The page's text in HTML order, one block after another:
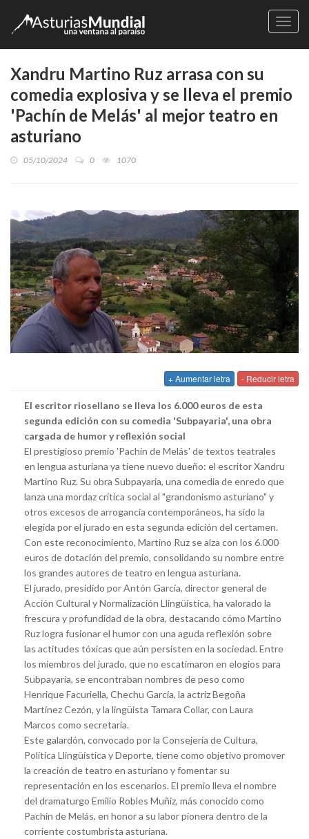
Xandru Martino Ruz arrasa con su
comedia explosiva y se lleva el premio
'Pachín de Melás' al mejor teatro en
asturiano
05/10/2024 0 1070
+ Aumentar letra - Reducir letra
El escritor riosellano se lleva los 6.000 euros de esta
segunda edición con su comedia 'Subpayaria', una obra
cargada de humor y reflexión social
El prestigioso premio 'Pachín de Melás' de textos teatrales
en lengua asturiana ya tiene nuevo dueño: el escritor Xandru
Martino Ruz. Su obra Subpayaria, una comedia de enredo que
lanza una mordaz crítica social al "grandonismo asturiano" y
otros excesos de arrogancia contemporáneos, ha sido la
elegida por el jurado en esta segunda edición del certamen.
Con este reconocimiento, Martino Ruz se alza con los 6.000
euros de dotación del premio, consolidando su nombre entre
los grandes autores de teatro en lengua asturiana.
El jurado, presidido por Antón García, director general de
Acción Cultural y Normalización Llingüística, ha valorado la
frescura y profundidad de la obra, destacando cómo Martino
Ruz logra fusionar el humor con una aguda reflexión sobre
las actitudes tóxicas que aún persisten en la sociedad. Entre
los miembros del jurado, que no escatimaron en elogios para
Subpayaria, se encontraban nombres de peso como
Henrique Facuriella, Chechu García, la actriz Begoña
Martínez Cezón, y la lingüista Tamara Collar, con Laura
Marcos como secretaria.
Este galardón, convocado por la Consejería de Cultura,
Política Llingüística y Deporte, tiene como objetivo promover
la creación de teatro en asturiano y fomentar su
representación en los escenarios. El premio lleva el nombre
del dramaturgo Emilio Robles Muñiz, más conocido como
Pachín de Melás, en honor a su labor pionera dentro de la
corriente costumbrista asturiana.